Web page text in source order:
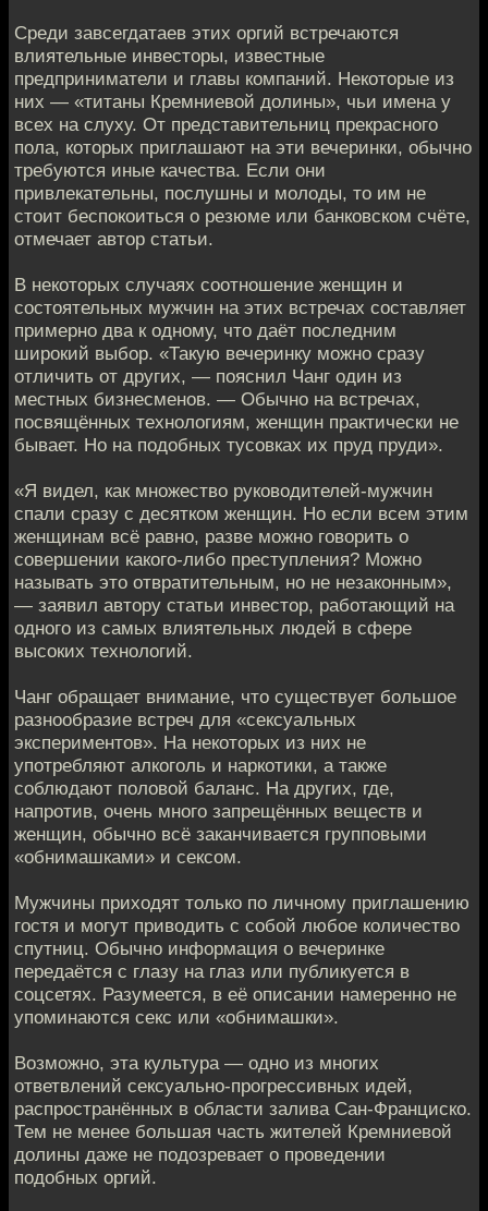
Среди завсегдатаев этих оргий встречаются
влиятельные инвесторы, известные
предприниматели и главы компаний. Некоторые из
них — «титаны Кремниевой долины», чьи имена у
всех на слуху. От представительниц прекрасного
пола, которых приглашают на эти вечеринки, обычно
требуются иные качества. Если они
привлекательны, послушны и молоды, то им не
стоит беспокоиться о резюме или банковском счёте,
отмечает автор статьи.
В некоторых случаях соотношение женщин и
состоятельных мужчин на этих встречах составляет
примерно два к одному, что даёт последним
широкий выбор. «Такую вечеринку можно сразу
отличить от других, — пояснил Чанг один из
местных бизнесменов. — Обычно на встречах,
посвящённых технологиям, женщин практически не
бывает. Но на подобных тусовках их пруд пруди».
«Я видел, как множество руководителей-мужчин
спали сразу с десятком женщин. Но если всем этим
женщинам всё равно, разве можно говорить о
совершении какого-либо преступления? Можно
называть это отвратительным, но не незаконным»,
— заявил автору статьи инвестор, работающий на
одного из самых влиятельных людей в сфере
высоких технологий.
Чанг обращает внимание, что существует большое
разнообразие встреч для «сексуальных
экспериментов». На некоторых из них не
употребляют алкоголь и наркотики, а также
соблюдают половой баланс. На других, где,
напротив, очень много запрещённых веществ и
женщин, обычно всё заканчивается групповыми
«обнимашками» и сексом.
Мужчины приходят только по личному приглашению
гостя и могут приводить с собой любое количество
спутниц. Обычно информация о вечеринке
передаётся с глазу на глаз или публикуется в
соцсетях. Разумеется, в её описании намеренно не
упоминаются секс или «обнимашки».
Возможно, эта культура — одно из многих
ответвлений сексуально-прогрессивных идей,
распространённых в области залива Сан-Франциско.
Тем не менее большая часть жителей Кремниевой
долины даже не подозревает о проведении
подобных оргий.